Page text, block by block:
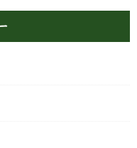
た幼園も一部に落葉が